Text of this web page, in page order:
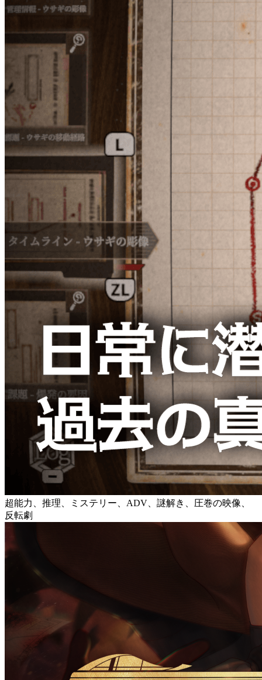
超能力、推理、ミステリー、ADV、謎解き、圧巻の映像、
反転劇